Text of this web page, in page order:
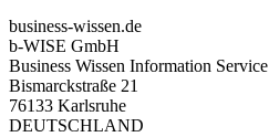
business-wissen.de
b-WISE GmbH
Business Wissen Information Service
Bismarckstraße 21
76133 Karlsruhe
DEUTSCHLAND